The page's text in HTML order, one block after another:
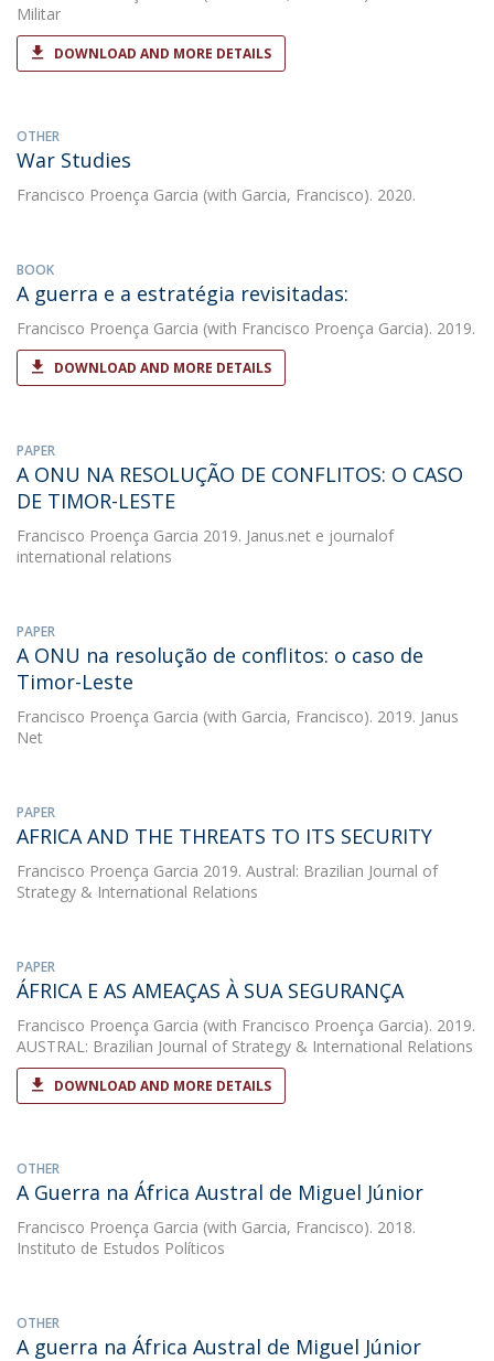
Militar
DOWNLOAD AND MORE DETAILS
OTHER
War Studies
Francisco Proença Garcia (with Garcia, Francisco). 2020.
BOOK
A guerra e a estratégia revisitadas:
Francisco Proença Garcia (with Francisco Proença Garcia). 2019.
DOWNLOAD AND MORE DETAILS
PAPER
A ONU NA RESOLUÇÃO DE CONFLITOS: O CASO
DE TIMOR-LESTE
Francisco Proença Garcia 2019. Janus.net e journalof
international relations
PAPER
A ONU na resolução de conflitos: o caso de
Timor-Leste
Francisco Proença Garcia (with Garcia, Francisco). 2019. Janus
Net
PAPER
AFRICA AND THE THREATS TO ITS SECURITY
Francisco Proença Garcia 2019. Austral: Brazilian Journal of
Strategy & International Relations
PAPER
ÁFRICA E AS AMEAÇAS À SUA SEGURANÇA
Francisco Proença Garcia (with Francisco Proença Garcia). 2019.
AUSTRAL: Brazilian Journal of Strategy & International Relations
DOWNLOAD AND MORE DETAILS
OTHER
A Guerra na África Austral de Miguel Júnior
Francisco Proença Garcia (with Garcia, Francisco). 2018.
Instituto de Estudos Políticos
OTHER
A guerra na África Austral de Miguel Júnior